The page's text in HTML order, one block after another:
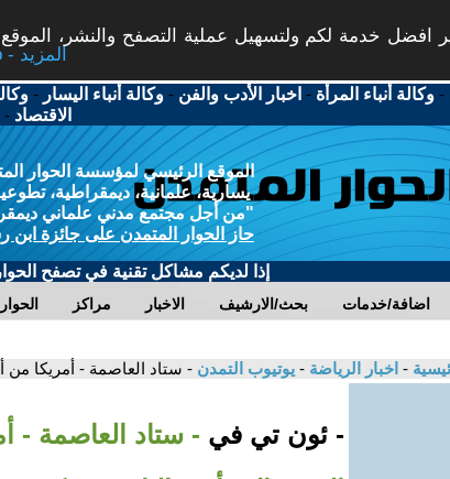
افضل خدمة لكم ولتسهيل عملية التصفح والنشر،
More info - المزيد
-وكالة أنباء المرأة - اخبار الأدب والفن -وكالة أنباء اليسار -
الاقتصاد -
الموقع الرئيسي لمؤسسة الحوار
يسارية، علمانية، ديمقراطية،
"من أجل مجتمع مدني علماني
حاز الحوار المتمدن على جائزة ابن
إذا لديكم مشاكل تقنية في تصفح
مراكز الاخبار بحث/الارشيف اضافة/خدمات
- اخبار الرياضة - يوتيوب التمدن - ستاد العاصمة - أمريكا من
- ئون تي في - ستاد العاصمة -